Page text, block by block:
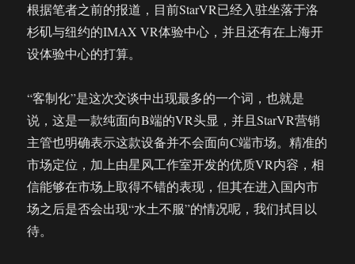
根据笔者之前的报道，目前StarVR已经入驻坐落于洛
杉矶与纽约的IMAX VR体验中心，并且还有在上海开
设体验中心的打算。
“客制化”是这次交谈中出现最多的一个词，也就是
说，这是一款纯面向B端的VR头显，并且StarVR营销
主管也明确表示这款设备并不会面向C端市场。精准的
市场定位，加上由星风工作室开发的优质VR内容，相
信能够在市场上取得不错的表现，但其在进入国内市
场之后是否会出现“水土不服”的情况呢，我们拭目以
待。